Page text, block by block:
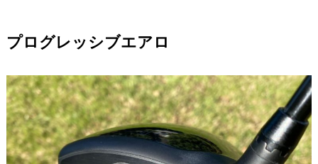
プログレッシブエアロ